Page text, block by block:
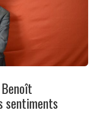
sentiments